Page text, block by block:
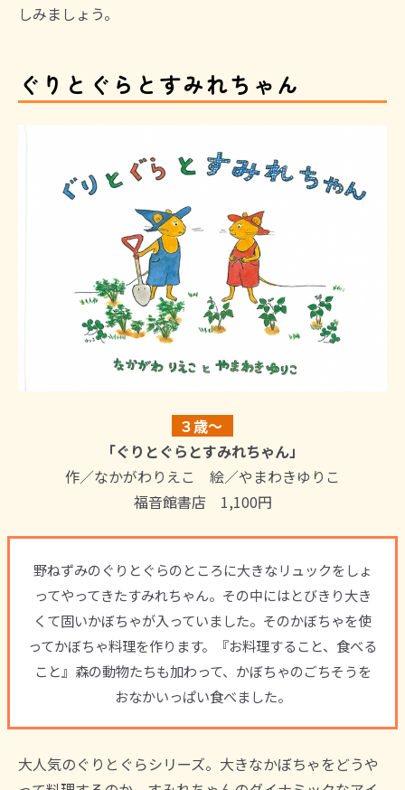
しみましょう。
ぐりとぐらとすみれちゃん
３歳～
「ぐりとぐらとすみれちゃん」
作／なかがわりえこ 絵／やまわきゆりこ
福音館書店 1,100円
野ねずみのぐりとぐらのところに大きなリュックをしょ
ってやってきたすみれちゃん。その中にはとびきり大き
くて固いかぼちゃが入っていました。そのかぼちゃを使
ってかぼちゃ料理を作ります。『お料理すること、食べる
こと』森の動物たちも加わって、かぼちゃのごちそうを
おなかいっぱい食べました。
大人気のぐりとぐらシリーズ。大きなかぼちゃをどうや